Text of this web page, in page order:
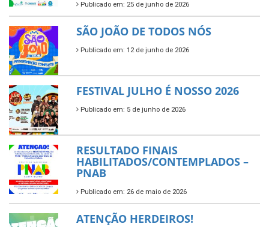
Publicado em: 25 de junho de 2026
SÃO JOÃO DE TODOS NÓS
Publicado em: 12 de junho de 2026
FESTIVAL JULHO É NOSSO 2026
Publicado em: 5 de junho de 2026
RESULTADO FINAIS
HABILITADOS/CONTEMPLADOS –
PNAB
Publicado em: 26 de maio de 2026
ATENÇÃO HERDEIROS!